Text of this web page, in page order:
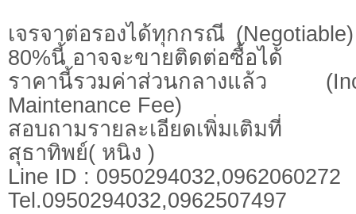
เจรจาต่อรองได้ทุกกรณี
80%นี้ อาจจะขายติดต่อซื้อได้
ราคานี้รวมค่าส่วนกลางแล้ว
Maintenance Fee)
สอบถามรายละเอียดเพิ่มเติมที่
สุธาทิพย์( หนิง )
Line ID : 0950294032,0962060272
Tel.0950294032,0962507497